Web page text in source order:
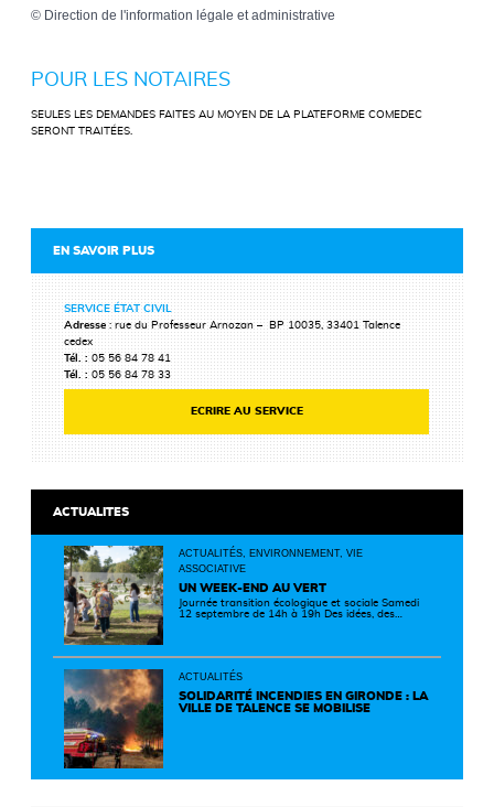
© Direction de l'information légale et administrative
POUR LES NOTAIRES
SEULES LES DEMANDES FAITES AU MOYEN DE LA PLATEFORME COMEDEC
SERONT TRAITÉES.
EN SAVOIR PLUS
SERVICE ÉTAT CIVIL
Adresse : rue du Professeur Arnozan – BP 10035, 33401 Talence
cedex
Tél. :05 56 84 78 41
Tél. :05 56 84 78 33
ECRIRE AU SERVICE
ACTUALITES
ACTUALITÉS, ENVIRONNEMENT, VIE
ASSOCIATIVE
UN WEEK-END AU VERT
Journée transition écologique et sociale Samedi
12 septembre de 14h à 19h Des idées, des
un territoire plus durable et solidaire.
ACTUALITÉS
SOLIDARITÉ INCENDIES EN GIRONDE : LA
VILLE DE TALENCE SE MOBILISE